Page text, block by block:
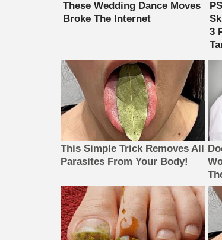
This Simple Trick Removes All
Parasites From Your Body!